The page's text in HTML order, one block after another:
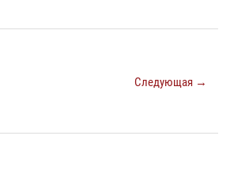
Следующая →